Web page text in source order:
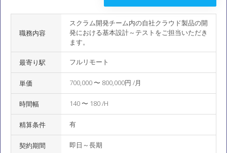
職務内容
スクラム開発チーム内の自社クラウド製品の開
発における基本設計～テストをご担当いただき
ます。
最寄り駅 フルリモート
単価 700,000 〜 800,000円 /月
時間幅 140 〜 180 /H
精算条件 有
契約期間 即日～長期